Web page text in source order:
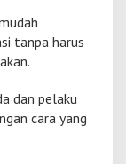
tanpa harus
dan pelaku
cara yang